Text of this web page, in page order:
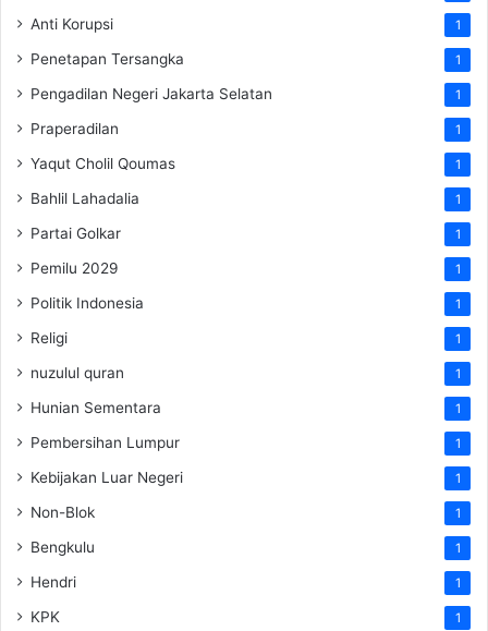
Anti Korupsi 1
Penetapan Tersangka 1
Pengadilan Negeri Jakarta Selatan 1
Praperadilan 1
Yaqut Cholil Qoumas 1
Bahlil Lahadalia 1
Partai Golkar 1
Pemilu 2029 1
Politik Indonesia 1
Religi 1
nuzulul quran 1
Hunian Sementara 1
Pembersihan Lumpur 1
Kebijakan Luar Negeri 1
Non-Blok 1
Bengkulu 1
Hendri 1
KPK 1